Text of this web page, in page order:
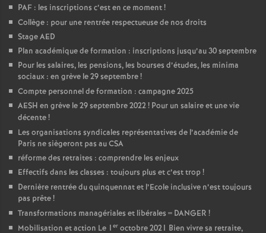
s
d
e
S
c
o
PAF : les inscriptions c’est en ce moment!
Collège : pour une rentrée respectueuse de nos droits
Stage AED
Plan académique de formation : inscriptions jusqu’au 30 septembre
Pour les salaires, les pensions, les bourses d’études, les minima
sociaux : en grève le 29 septembre!
Compte personnel de formation : campagne 2025
AESH en grève le 29 septembre 2022! Pour un salaire et une vie
décente!
Les organisations syndicales représentatives de l’académie de
Paris ne siègeront pas au CSA
réforme des retraites : comprendre les enjeux
Effectifs dans les classes : toujours plus et c’est trop!
Dernière rentrée du quinquennat et l’Ecole inclusive n’est toujours
pas prête!
Transformations managériales et libérales = DANGER !
Mobilisation et action Le 1 er octobre 2021 Bien vivre sa retraite,